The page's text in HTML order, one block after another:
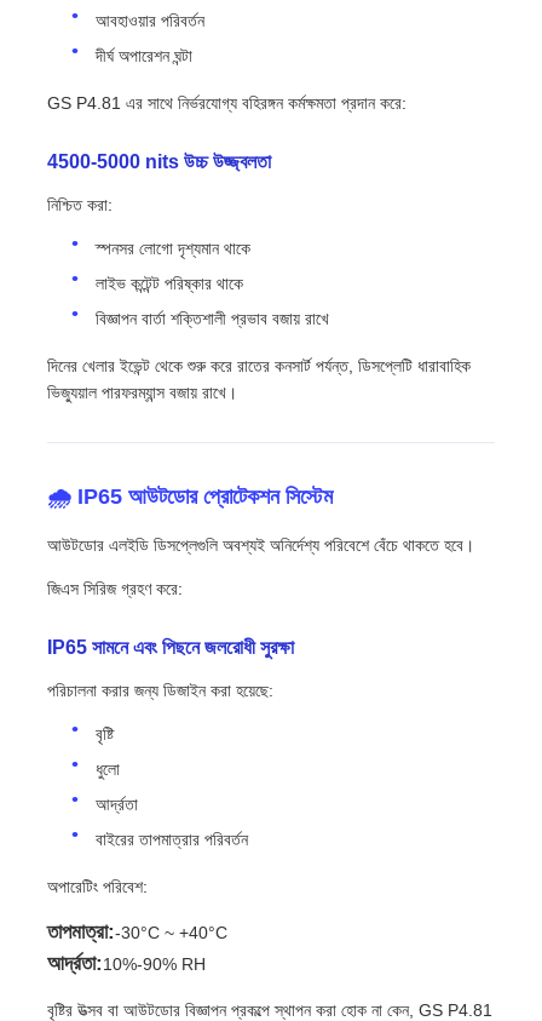
আবহাওয়ার পরিবর্তন
দীর্ঘ অপারেশন ঘন্টা
GS P4.81 এর সাথে নির্ভরযোগ্য বহিরঙ্গন কর্মক্ষমতা প্রদান করে:
4500-5000 nits উচ্চ উজ্জ্বলতা
নিশ্চিত করা:
স্পনসর লোগো দৃশ্যমান থাকে
লাইভ কন্টেন্ট পরিষ্কার থাকে
বিজ্ঞাপন বার্তা শক্তিশালী প্রভাব বজায় রাখে
দিনের খেলার ইভেন্ট থেকে শুরু করে রাতের কনসার্ট পর্যন্ত, ডিসপ্লেটি ধারাবাহিক
ভিজ্যুয়াল পারফরম্যান্স বজায় রাখে।
🌧️ IP65 আউটডোর প্রোটেকশন সিস্টেম
আউটডোর এলইডি ডিসপ্লেগুলি অবশ্যই অনির্দেশ্য পরিবেশে বেঁচে থাকতে হবে।
জিএস সিরিজ গ্রহণ করে:
IP65 সামনে এবং পিছনে জলরোধী সুরক্ষা
পরিচালনা করার জন্য ডিজাইন করা হয়েছে:
বৃষ্টি
ধুলো
আর্দ্রতা
বাইরের তাপমাত্রার পরিবর্তন
অপারেটিং পরিবেশ:
তাপমাত্রা:-30°C ~ +40°C
আর্দ্রতা:10%-90% RH
বৃষ্টির উত্সব বা আউটডোর বিজ্ঞাপন প্রকল্পে স্থাপন করা হোক না কেন, GS P4.81